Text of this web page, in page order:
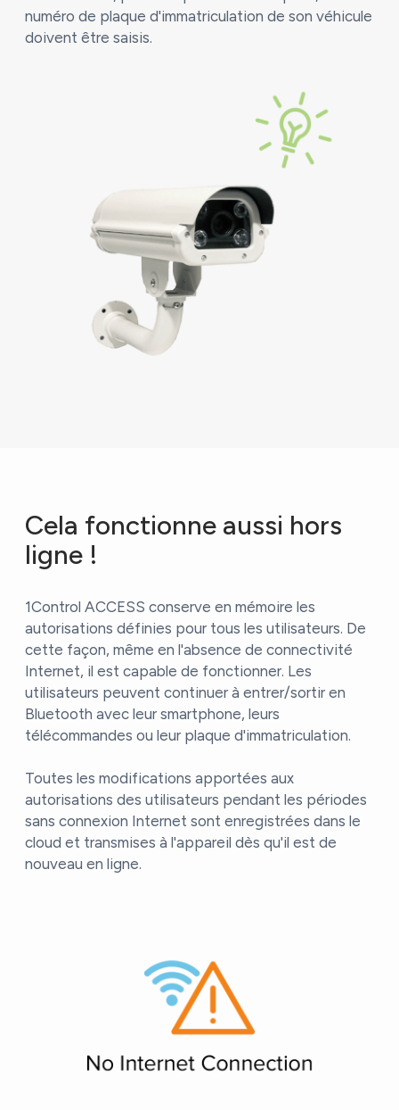
numéro de plaque d'immatriculation de son véhicule
doivent être saisis.
Cela fonctionne aussi hors
ligne !
1Control ACCESS conserve en mémoire les
autorisations définies pour tous les utilisateurs. De
cette façon, même en l'absence de connectivité
Internet, il est capable de fonctionner. Les
utilisateurs peuvent continuer à entrer/sortir en
Bluetooth avec leur smartphone, leurs
télécommandes ou leur plaque d'immatriculation.
Toutes les modifications apportées aux
autorisations des utilisateurs pendant les périodes
sans connexion Internet sont enregistrées dans le
cloud et transmises à l'appareil dès qu'il est de
nouveau en ligne.